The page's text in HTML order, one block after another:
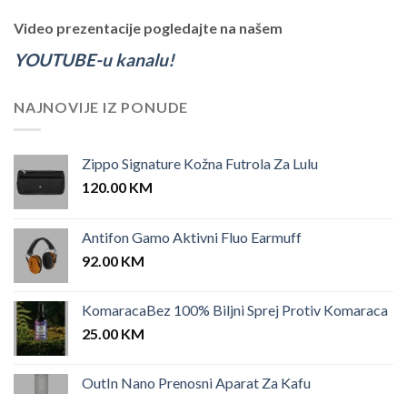
Video prezentacije pogledajte na našem
YOUTUBE-u kanalu!
NAJNOVIJE IZ PONUDE
Zippo Signature Kožna Futrola Za Lulu
120.00 KM
Antifon Gamo Aktivni Fluo Earmuff
92.00 KM
KomaracaBez 100% Biljni Sprej Protiv Komaraca
25.00 KM
OutIn Nano Prenosni Aparat Za Kafu